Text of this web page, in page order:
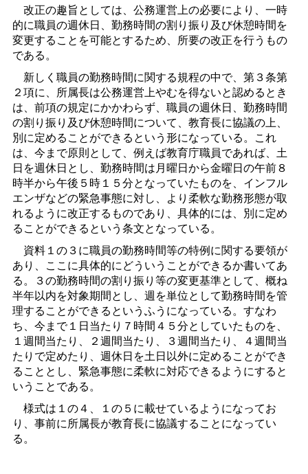
改正の趣旨としては、公務運営上の必要により、一時
的に職員の週休日、勤務時間の割り振り及び休憩時間を
変更することを可能とするため、所要の改正を行うもの
である。
新しく職員の勤務時間に関する規程の中で、第３条第
２項に、所属長は公務運営上やむを得ないと認めるとき
は、前項の規定にかかわらず、職員の週休日、勤務時間
の割り振り及び休憩時間について、教育長に協議の上、
別に定めることができるという形になっている。これ
は、今まで原則として、例えば教育庁職員であれば、土
日を週休日とし、勤務時間は月曜日から金曜日の午前８
時半から午後５時１５分となっていたものを、インフル
エンザなどの緊急事態に対し、より柔軟な勤務形態が取
れるように改正するものであり、具体的には、別に定め
ることができるという条文となっている。
資料１の３に職員の勤務時間等の特例に関する要領が
あり、ここに具体的にどういうことができるか書いてあ
る。３の勤務時間の割り振り等の変更基準として、概ね
半年以内を対象期間とし、週を単位として勤務時間を管
理することができるというふうになっている。すなわ
ち、今まで１日当たり７時間４５分としていたものを、
１週間当たり、２週間当たり、３週間当たり、４週間当
たりで定めたり、週休日を土日以外に定めることができ
ることとし、緊急事態に柔軟に対応できるようにすると
いうことである。
様式は１の４、１の５に載せているようになってお
り、事前に所属長が教育長に協議することになってい
る。